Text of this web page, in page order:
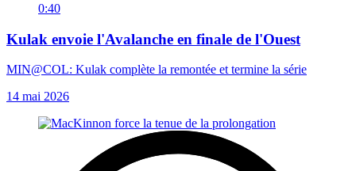
0:40
Kulak envoie l'Avalanche en finale de l'Ouest
MIN@COL: Kulak complète la remontée et termine la série
14 mai 2026